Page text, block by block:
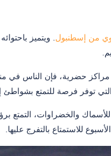
من إسطنبول. ويتميز
حضرية، فإن الناس في
توفر فرصة للتمتع بشواطئ
والخضراوات، التمتع
للاستمتاع بالتفرج عليها.